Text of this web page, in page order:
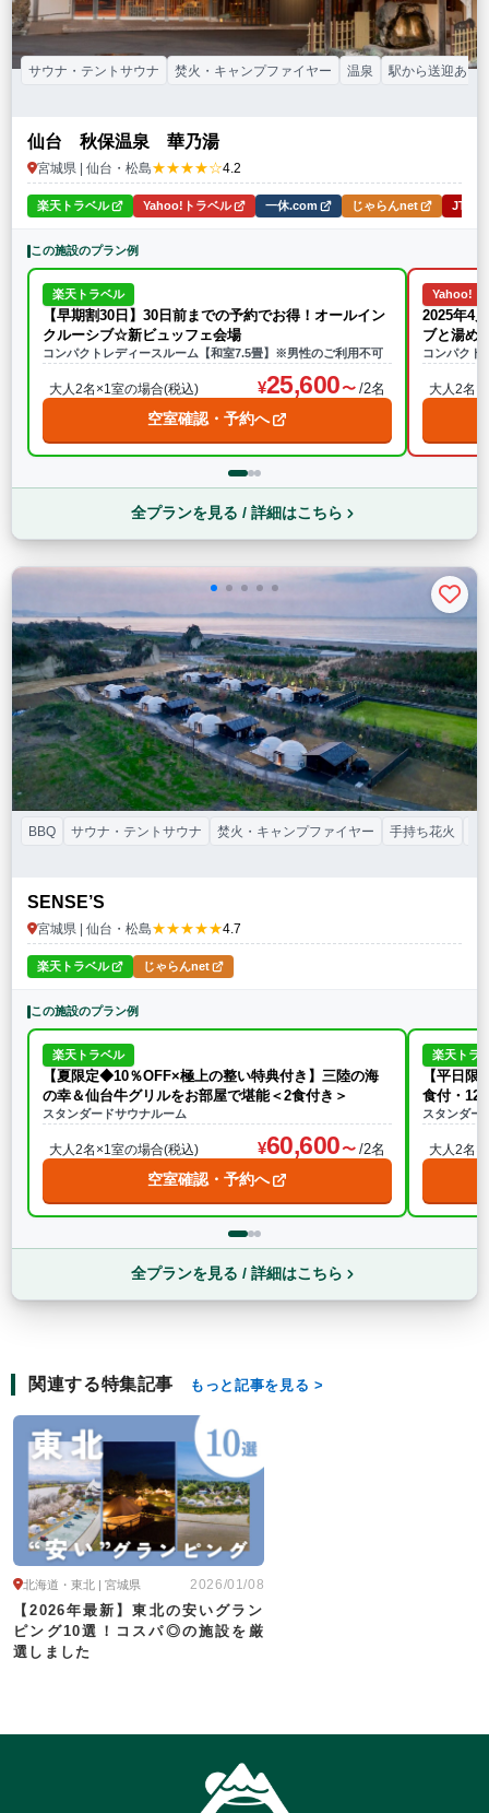
仙台 秋保温泉 華乃湯
宮城県 | 仙台・松島★★★★☆4.2
サウナ・テントサウナ 焚火・キャンプファイヤー 温泉 駅から送迎あり
楽天トラベル Yahoo!トラベル 一休.com じゃらんnet JTB
この施設のプラン例
楽天トラベル
【早期割30日】30日前までの予約でお得！オールイン
クルーシブ☆新ビュッフェ会場
コンパクトレディースルーム【和室7.5畳】※男性のご利用不可
大人2名×1室の場合(税込) 25,600 /2名
空室確認・予約へ
Yahoo!ト
2025年4
ブと湯め
コンパク
大人2名
全プランを見る / 詳細はこちら
SENSE’S
宮城県 | 仙台・松島★★★★★4.7
BBQ サウナ・テントサウナ 焚火・キャンプファイヤー 手持ち花火
楽天トラベル じゃらんnet
この施設のプラン例
楽天トラベル
【夏限定◆10％OFF×極上の整い特典付き】三陸の海
の幸＆仙台牛グリルをお部屋で堪能＜2食付き＞
スタンダードサウナルーム
大人2名×1室の場合(税込) 60,600 /2名
空室確認・予約へ
楽天トラ
【平日
食付・12
スタンダー
大人2名
全プランを見る / 詳細はこちら
関連する特集記事 もっと記事を見る
2026/01/08
北海道・東北 | 宮城県
【2026年最新】東北の安いグラン
ピング10選！コスパ◎の施設を厳
選しました